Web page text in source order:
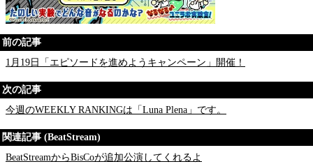
前の記事
1月19日「エピソードを進めようキャンペーン」開催！
次の記事
今週のWEEKLY RANKINGは「Luna Plena」です。
関連記事 (BeatStream)
BeatStreamからBisCoが追加公演してくれるよ